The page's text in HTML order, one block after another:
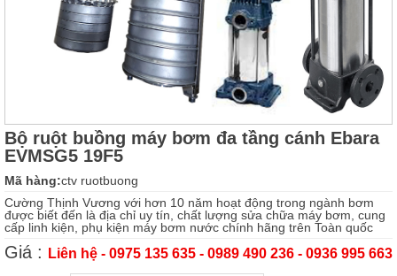
Bộ ruột buồng máy bơm đa tầng cánh Ebara
EVMSG5 19F5
Mã hàng:ctv ruotbuong
Cường Thịnh Vương với hơn 10 năm hoạt động trong ngành bơm
được biết đến là địa chỉ uy tín, chất lượng sửa chữa máy bơm, cung
cấp linh kiện, phụ kiện máy bơm nước chính hãng trên Toàn quốc
Giá : Liên hệ - 0975 135 635 - 0989 490 236 - 0936 995 663